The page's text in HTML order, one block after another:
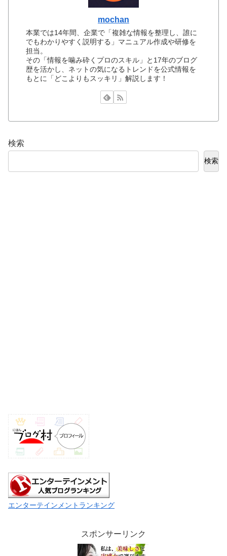
mochan
本業では14年間、企業で「複雑な情報を整理し、誰に
でもわかりやすく説明する」マニュアル作成や研修を
担当。
その「情報を噛み砕くプロのスキル」と17年のブログ
歴を活かし、ネットの気になるトレンドを公式情報を
もとに「どこよりもスッキリ」解説します！
検索
検索
エンターテインメントランキング
スポンサーリンク